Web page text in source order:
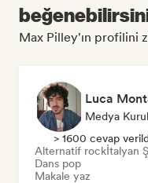
Max Pilley'ın profilini
Luca
Medya
> 1600 cevap
Alternatif rockİtalyan
Dans pop
Makale yaz